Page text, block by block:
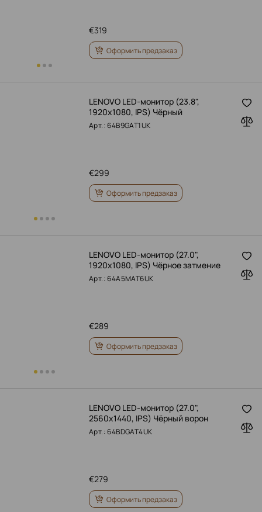
319
€
Оформить предзаказ
LENOVO LED-монитор (23.8",
1920x1080, IPS) Чёрный
Арт.: 64B9GAT1UK
299
€
Оформить предзаказ
LENOVO LED-монитор (27.0",
1920x1080, IPS) Чёрное затмение
Арт.: 64A5MAT6UK
289
€
Оформить предзаказ
LENOVO LED-монитор (27.0",
2560x1440, IPS) Чёрный ворон
Арт.: 64BDGAT4UK
279
€
Оформить предзаказ